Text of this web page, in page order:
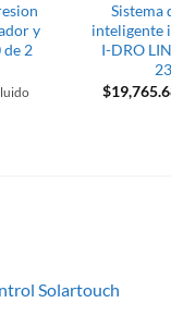
y
de 2
Sistema
inteligente
I-DRO
$
Solartouch